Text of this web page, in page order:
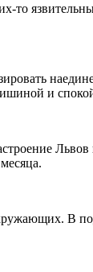
то
и
В